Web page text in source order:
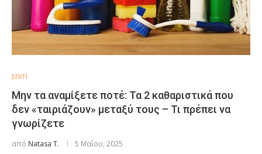
ΣΠΙΤΙ
Μην τα αναμίξετε ποτέ: Τα 2 καθαριστικά που
δεν «ταιριάζουν» μεταξύ τους – Τι πρέπει να
γνωρίζετε
από Natasa T. 5 Μαΐου, 2025